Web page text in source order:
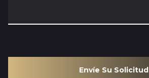
Envíe Su Solicitud